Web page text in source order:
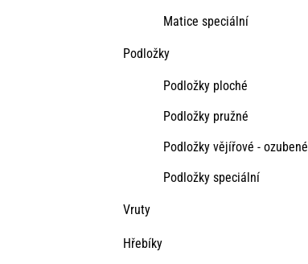
Matice speciální
Podložky
Podložky ploché
Podložky pružné
Podložky vějířové - ozubené
Podložky speciální
Vruty
Hřebíky